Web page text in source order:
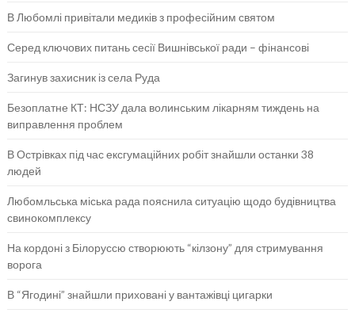
В Любомлі привітали медиків з професійним святом
Серед ключових питань сесії Вишнівської ради – фінансові
Загинув захисник із села Руда
Безоплатне КТ: НСЗУ дала волинським лікарням тиждень на
виправлення проблем
В Острівках під час ексгумаційних робіт знайшли останки 38
людей
Любомльська міська рада пояснила ситуацію щодо будівництва
свинокомплексу
На кордоні з Білоруссю створюють “кілзону” для стримування
ворога
В “Ягодині” знайшли приховані у вантажівці цигарки